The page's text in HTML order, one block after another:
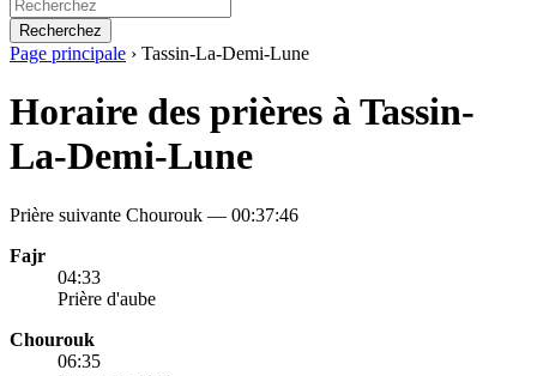
Recherchez
Page principale › Tassin-La-Demi-Lune
Horaire des prières à Tassin-
La-Demi-Lune
Prière suivante Chourouk — 00:37:46
Fajr
04:33
Prière d'aube
Chourouk
06:35